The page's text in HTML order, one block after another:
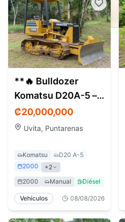
**🔥 Bulldozer
Komatsu D20A-5 –
Full hidráulico –
Estado excepcional
₡20,000,000
Uvita, Puntarenas
Komatsu
D20 A-5
2000
+2
2000
Manual Diésel
Vehículos 08/08/2026